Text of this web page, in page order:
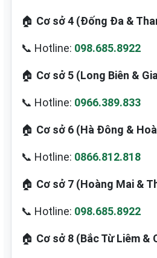
🏠 Cơ sở 4 (Đống Đa &
📞 Hotline: 098.685.8922
🏠 Cơ sở 5 (Long Biên &
📞 Hotline: 0966.389.833
🏠 Cơ sở 6 (Hà Đông &
📞 Hotline: 0866.812.818
🏠 Cơ sở 7 (Hoàng Mai &
📞 Hotline: 098.685.8922
🏠 Cơ sở 8 (Bắc Từ Liêm &